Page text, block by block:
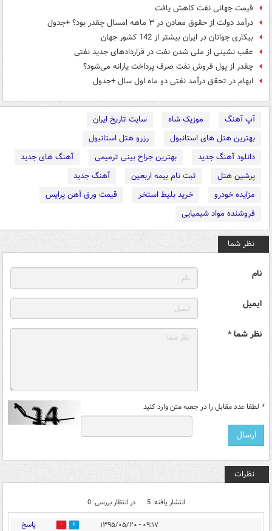
قیمت جهانی نفت کاهش یافت
درآمد دولت از حقوق معادن در ۳ ماهه امسال چقدر بود؟ +جدول
بیکاری جوانان در ایران بیشتر از 142 کشور جهان
عقب نشینی از ملی شدن نفت در قراردادهای جدید نفتی
چقدر از پول فروش نفت صرف پرداخت یارانه می‌شود؟
ابهام در تحقق درآمد نفتی دو ماه اول سال +جدول
آپ آهنگ موزیک شاه
سایت تاریخ ایران
بهترین هتل های استانبول
رزرو هتل استانبول
دانلود آهنگ جدید
بهترین جراح بینی ترمیمی
آهنگ های جدید
پرشین هتل
ثبت نام بیمه اربعین
آهنگ جدید
مزایده خودرو
خرید بلیط استخر
قیمت ورق آهن پرایس
فروشنده مواد شیمیایی
نظر شما
نام
ایمیل
نظر شما *
* لطفا عدد مقابل را در جعبه متن وارد کنید
نظرات
انتشار یافته: 5 در انتظار بررسی: 0
۰۹:۱۷ - ۱۳۹۵/۰۵/۲۰ 0 پاسخ